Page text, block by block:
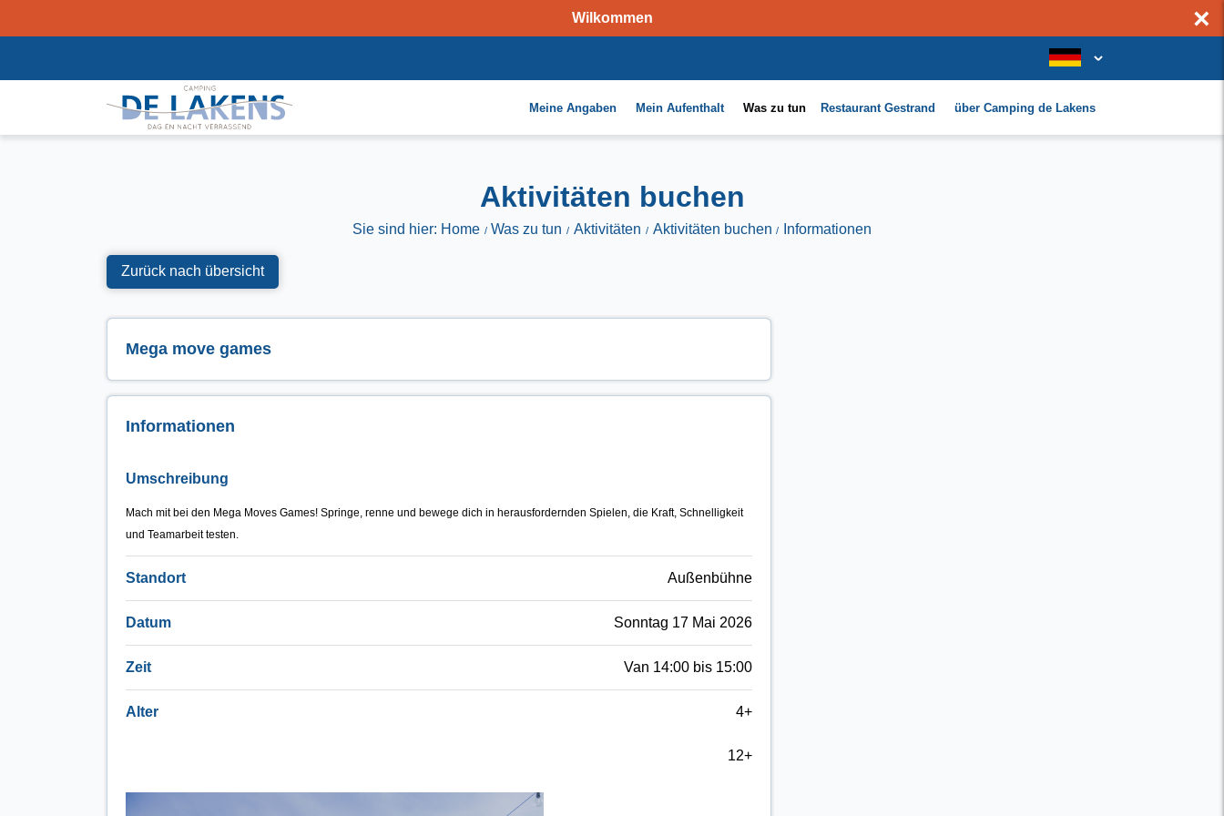
Wilkommen ×
Meine Angaben Mein Aufenthalt Was zu tun Restaurant Gestrand über Camping de Lakens
Aktivitäten buchen
Sie sind hier: Home Was zu tun Aktivitäten Aktivitäten buchen Informationen
Zurück nach übersicht
Mega move games
Informationen
Umschreibung
Mach mit bei den Mega Moves Games! Springe, renne und bewege dich in herausfordernden Spielen, die Kraft, Schnelligkeit
und Teamarbeit testen.
Standort Außenbühne
Datum Sonntag 17 Mai 2026
Zeit Van 14:00 bis 15:00
Alter 4+
12+